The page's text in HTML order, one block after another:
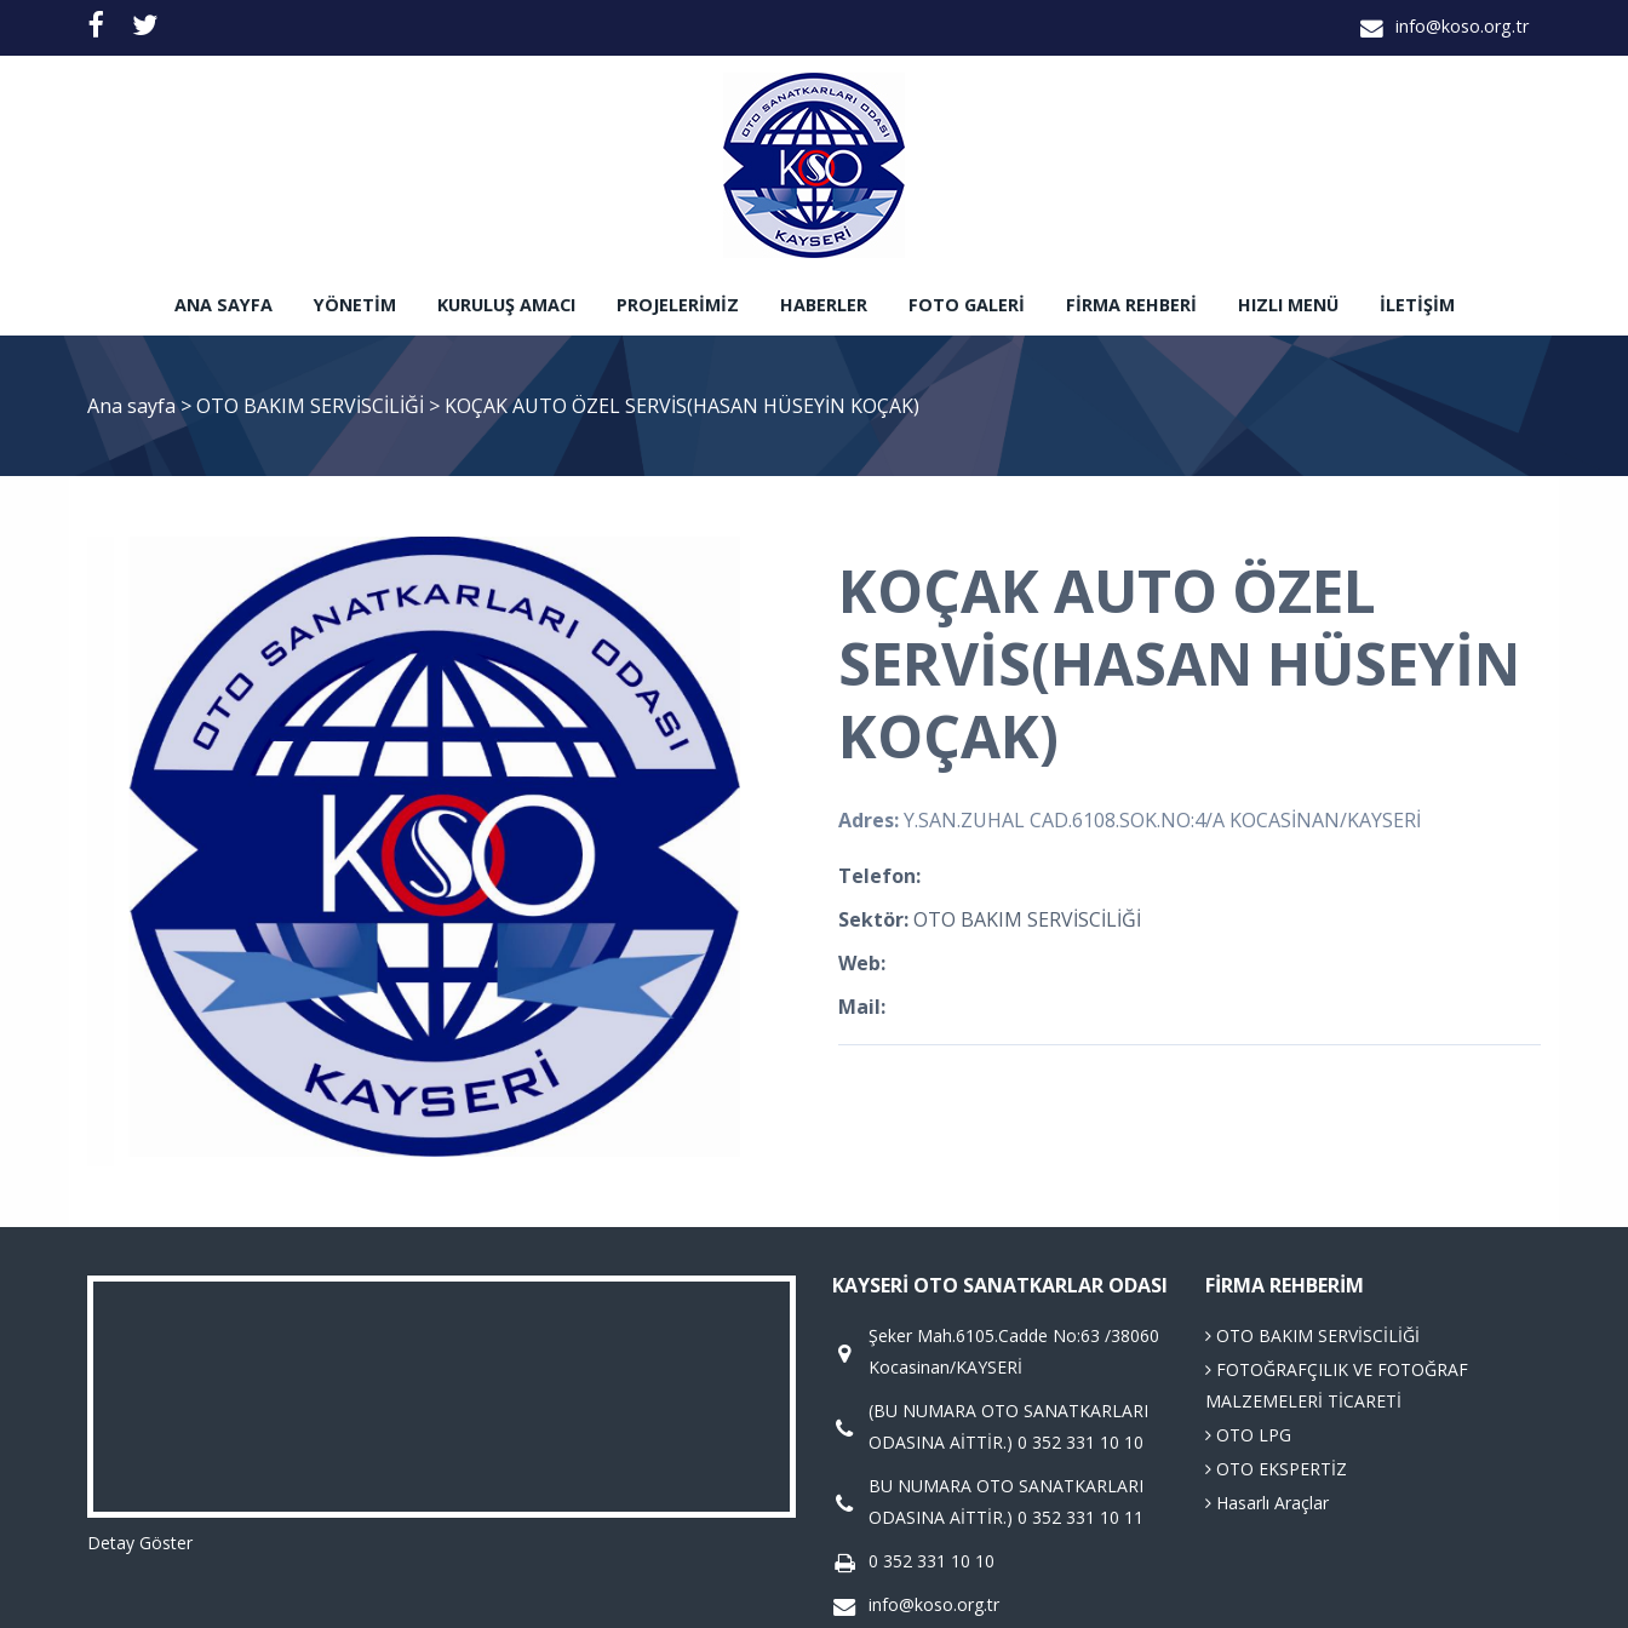
info@koso.org.tr
ANA SAYFA YÖNETIM KURULUŞ AMACI PROJELERIMIZ HABERLER FOTO GALERI FIRMA REHBERI HIZLI MENÜ İLETIŞIM
Ana sayfa >OTO BAKIM SERVİSCİLİĞİ > KOÇAK AUTO ÖZEL SERVİS(HASAN HÜSEYİN KOÇAK)
KOÇAK AUTO ÖZEL
SERVİS(HASAN HÜSEYİN
KOÇAK)
Adres:Y.SAN.ZUHAL CAD.6108.SOK.NO:4/A KOCASİNAN/KAYSERİ
Telefon:
Sektör:OTO BAKIM SERVİSCİLİĞİ
Web:
Mail:
Detay Göster
KAYSERI OTO SANATKARLAR ODASI
Şeker Mah.6105.Cadde No:63 /38060
Kocasinan/KAYSERİ
(BU NUMARA OTO SANATKARLARI
ODASINA AİTTİR.) 0 352 331 10 10
BU NUMARA OTO SANATKARLARI
ODASINA AİTTİR.) 0 352 331 10 11
0 352 331 10 10
info@koso.org.tr
FIRMA REHBERIM
OTO BAKIM SERVİSCİLİĞİ
FOTOĞRAFÇILIK VE FOTOĞRAF
MALZEMELERİ TİCARETİ
OTO LPG
OTO EKSPERTİZ
Hasarlı Araçlar